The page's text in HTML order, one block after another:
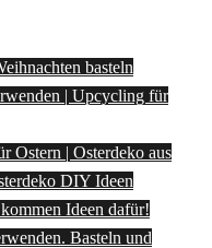
basteln
| Upcycling für
Ostern | Osterdeko aus
DIY Ideen
Ideen dafür!
Basteln und